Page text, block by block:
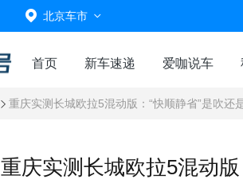
北京车市
首页 新车速递 爱咖说车
重庆实测长城欧拉5混动版：“快顺静省”是吹还
重庆实测长城欧拉5混动